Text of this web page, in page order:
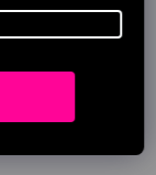
doporučuji